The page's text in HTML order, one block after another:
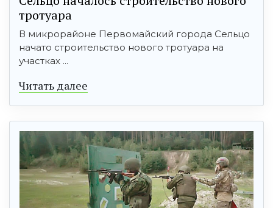
тротуара
В микрорайоне Первомайский города Сельцо
начато строительство нового тротуара на
участках ...
Читать далее